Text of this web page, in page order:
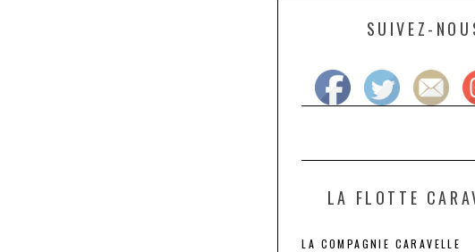
SUIVEZ-
LA FLOTTE
LA COMPAGNIE CARAVELLE